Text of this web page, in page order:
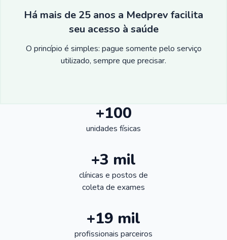
Há mais de 25 anos a Medprev facilita
seu acesso à saúde
O princípio é simples: pague somente pelo serviço
utilizado, sempre que precisar.
+100
unidades físicas
+3 mil
clínicas e postos de
coleta de exames
+19 mil
profissionais parceiros